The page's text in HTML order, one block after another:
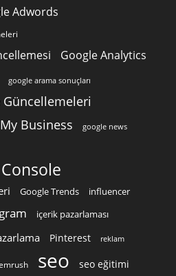
Adwords
Google Analytics
google arama sonuçları
Güncellemeleri
Business google news
Google Trends influencer
içerik pazarlaması
Pinterest reklam
seo seo eğitimi